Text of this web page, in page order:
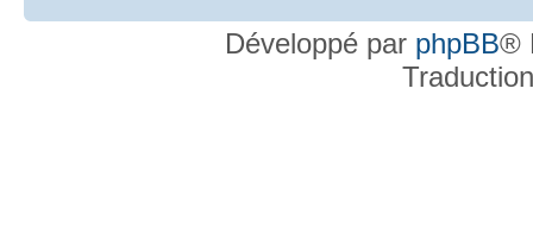
Développé par phpBB®